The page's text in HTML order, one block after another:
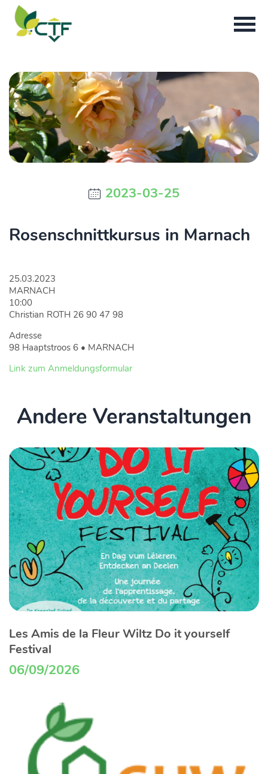
2023-03-25
Rosenschnittkursus in Marnach
25.03.2023
MARNACH
10:00
Christian ROTH 26 90 47 98
Adresse
98 Haaptstroos 6 • MARNACH
Link zum Anmeldungsformular
Andere Veranstaltungen
Les Amis de la Fleur Wiltz Do it yourself
Festival
06/09/2026